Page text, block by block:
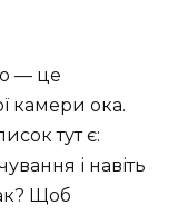
— це
камери ока.
тут є:
і навіть
Щоб